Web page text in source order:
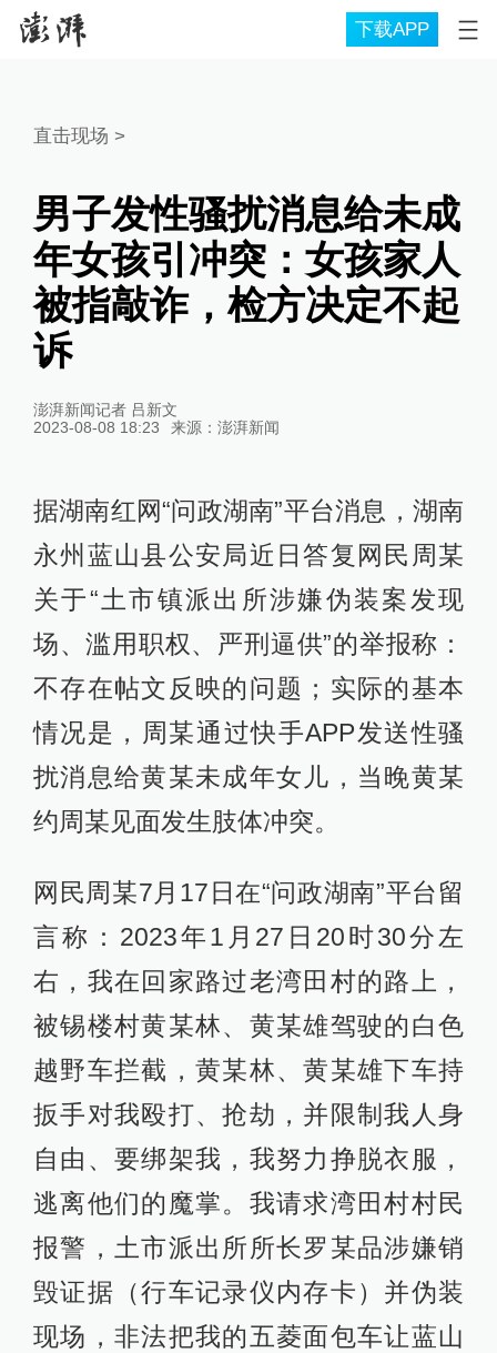
下载APP
直击现场 >
男子发性骚扰消息给未成
年女孩引冲突：女孩家人
被指敲诈，检方决定不起
诉
澎湃新闻记者 吕新文
2023-08-08 18:23
来源： 澎湃新闻
据湖南红网“问政湖南”平台消息，湖南
永州蓝山县公安局近日答复网民周某
关于“土市镇派出所涉嫌伪装案发现
场、滥用职权、严刑逼供”的举报称：
不存在帖文反映的问题；实际的基本
情况是，周某通过快手APP发送性骚
扰消息给黄某未成年女儿，当晚黄某
约周某见面发生肢体冲突。
网民周某7月17日在“问政湖南”平台留
言称：2023年1月27日20时30分左
右，我在回家路过老湾田村的路上，
被锡楼村黄某林、黄某雄驾驶的白色
越野车拦截，黄某林、黄某雄下车持
扳手对我殴打、抢劫，并限制我人身
自由、要绑架我，我努力挣脱衣服，
逃离他们的魔掌。我请求湾田村村民
报警，土市派出所所长罗某品涉嫌销
毁证据（行车记录仪内存卡）并伪装
现场，非法把我的五菱面包车让蓝山